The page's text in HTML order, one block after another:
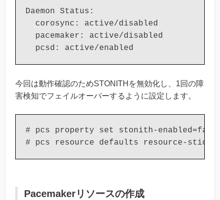
Daemon Status:
  corosync: active/disabled
  pacemaker: active/disabled
  pcsd: active/enabled
今回は動作確認のためSTONITHを無効化し、1回の障
害検知でフェイルオーバーするように設定します。
# pcs property set stonith-
# pcs resource defaults resource-
Pacemakerリソースの作成